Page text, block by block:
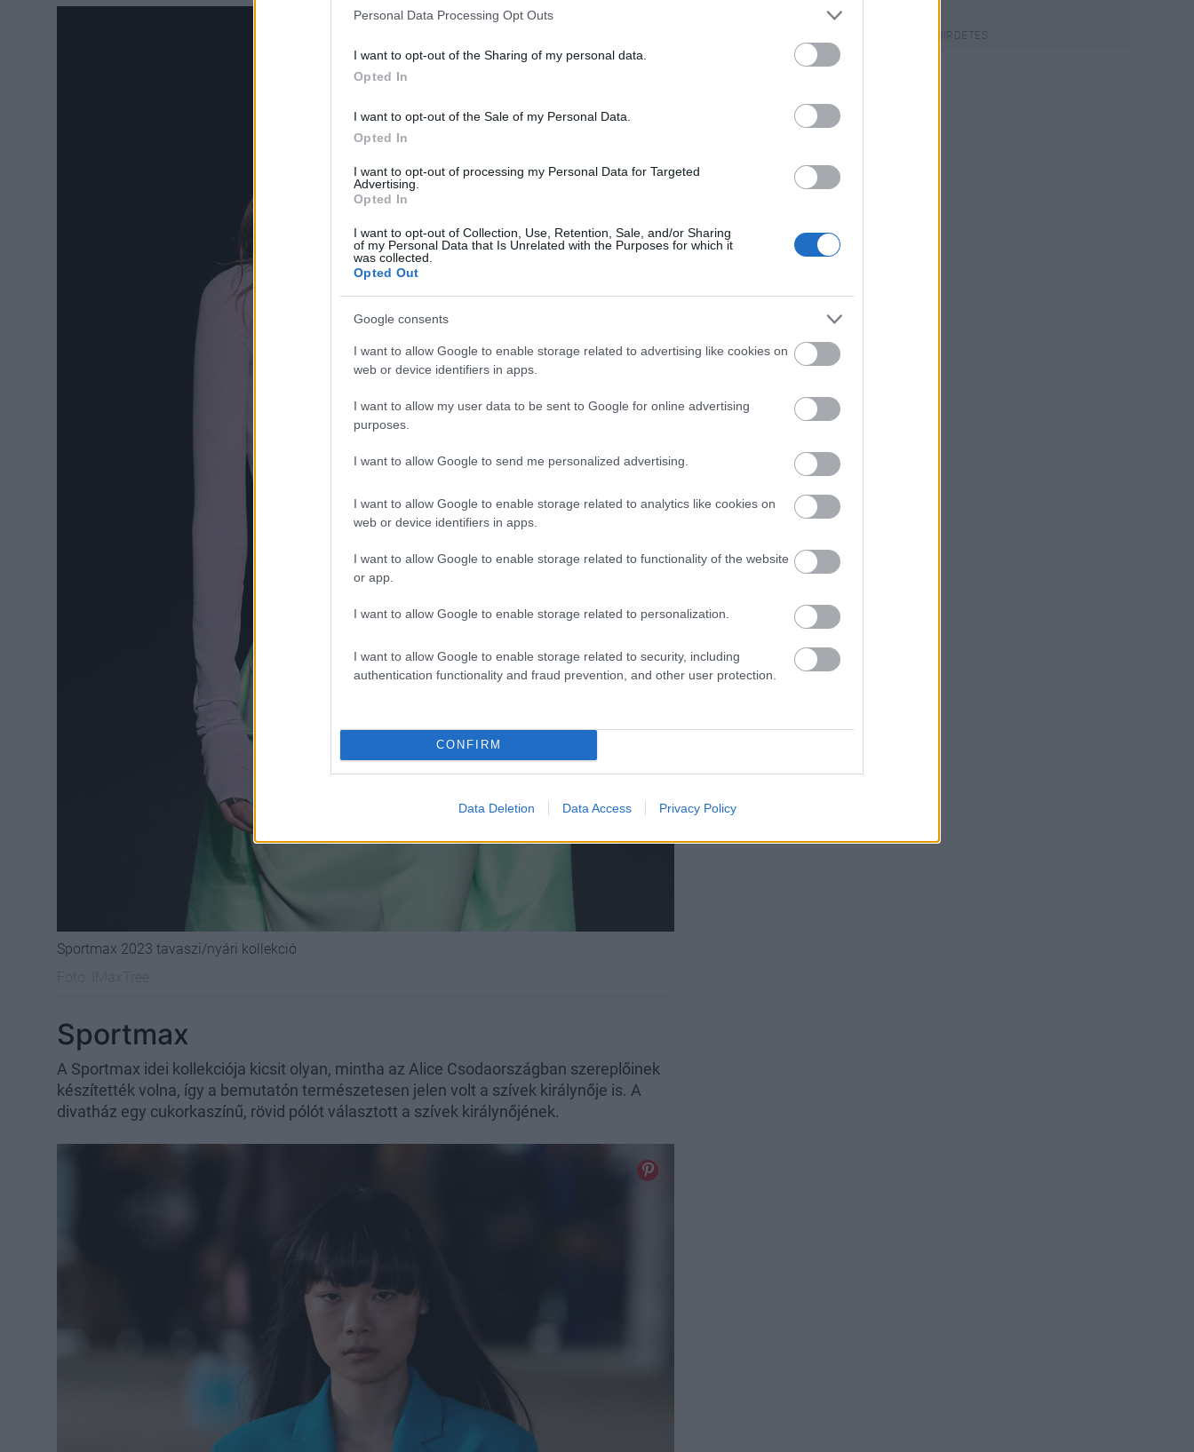
Personal Data Processing Opt Outs
I want to opt-out of the Sharing of my personal data.
Opted In
I want to opt-out of the Sale of my Personal Data.
Opted In
I want to opt-out of processing my Personal Data for Targeted
Advertising.
Opted In
I want to opt-out of Collection, Use, Retention, Sale, and/or Sharing
of my Personal Data that Is Unrelated with the Purposes for which it
was collected.
Opted Out
Google consents
I want to allow Google to enable storage related to advertising like cookies on
web or device identifiers in apps.
I want to allow my user data to be sent to Google for online advertising
purposes.
I want to allow Google to send me personalized advertising.
I want to allow Google to enable storage related to analytics like cookies on
web or device identifiers in apps.
I want to allow Google to enable storage related to functionality of the website
or app.
I want to allow Google to enable storage related to personalization.
I want to allow Google to enable storage related to security, including
authentication functionality and fraud prevention, and other user protection.
CONFIRM
Data Deletion Data Access Privacy Policy
Sportmax 2023 tavaszi/nyári kollekció
Sportmax
A Sportmax idei kollekciója kicsit olyan, mintha az Alice Csodaországban szereplőinek
készítették volna, így a bemutatón természetesen jelen volt a szívek királynője is. A
divatház egy cukorkaszínű, rövid pólót választott a szívek királynőjének.